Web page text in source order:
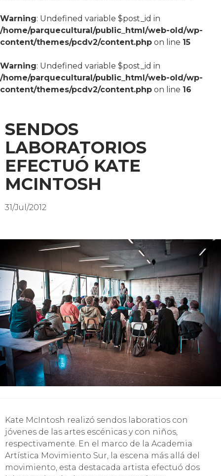
Warning: Undefined variable $post_id in
/home/parquecultural/public_html/web-old/wp-
content/themes/pcdv2/content.php on line 15
Warning: Undefined variable $post_id in
/home/parquecultural/public_html/web-old/wp-
content/themes/pcdv2/content.php on line 16
SENDOS
LABORATORIOS
EFECTUÓ KATE
MCINTOSH
31/Jul/2012
Kate McIntosh realizó sendos laboratios con
jóvenes de las artes escénicas y con niños,
respectivamente. En el marco de la Academia
Artística Movimiento Sur, la escena más allá del
movimiento, esta destacada artista efectuó dos